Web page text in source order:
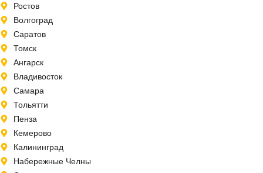
Ростов
Волгоград
Саратов
Томск
Ангарск
Владивосток
Самара
Тольятти
Пенза
Кемерово
Калининград
Набережные Челны